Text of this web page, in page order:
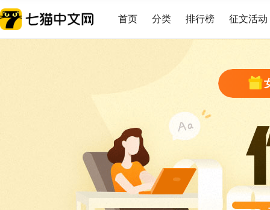
首页 分类 排行榜 征文活动